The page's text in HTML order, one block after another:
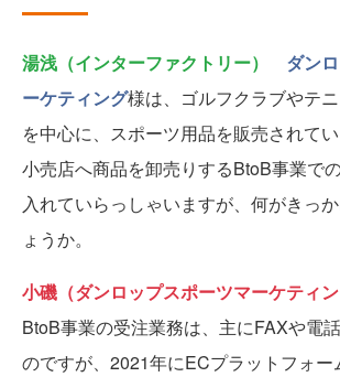
湯浅（インターファクトリー）
ダン
ーケティング様は、ゴルフクラブやテ
を中心に、スポーツ用品を販売されてい
小売店へ商品を卸売りするBtoB事業で
入れていらっしゃいますが、何がきっ
ょうか。
小磯（ダンロップスポーツマーケティン
BtoB事業の受注業務は、主にFAXや電
のですが、2021年にECプラットフォー